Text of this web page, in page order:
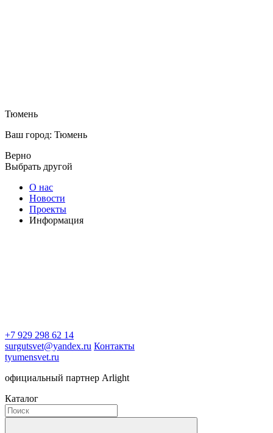
Тюмень
Ваш город: Тюмень
Верно
Выбрать другой
О нас
Новости
Проекты
Информация
+7 929 298 62 14
surgutsvet@yandex.ru Контакты
tyumensvet.ru
официальный партнер Arlight
Каталог